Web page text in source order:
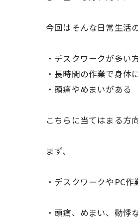
今回はそんな日常生活
・デスクワークが多い
・長時間の作業で身体
・頭痛やめまいがある
こちらに当てはまる方
まず、
・デスクワークやPC作
・頭痛、めまい、動悸